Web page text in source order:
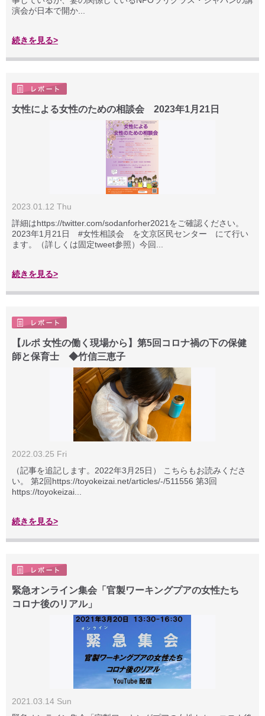
演会が日本で開か...
続きを見る>
女性による女性のための相談会 2023年1月21日
2023.01.12 Thu
詳細はhttps://twitter.com/sodanforher2021をご確認ください。
2023年1月21日 #女性相談会 を文京区民センター にて行い
ます。（詳しくは固定tweet参照）今回...
続きを見る>
【ルポ 女性の働く現場から】第5回コロナ禍の下の保健
師と保育士 ◆竹信三恵子
2022.03.25 Fri
（記事を追記します。2022年3月25日） こちらもお読みくださ
い。 第2回https://toyokeizai.net/articles/-/511556 第3回
https://toyokeizai...
続きを見る>
緊急オンライン集会「官製ワーキングプアの女性たち
コロナ後のリアル」
2021.03.14 Sun